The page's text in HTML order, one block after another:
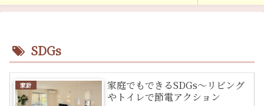
SDGs
家計
家庭でもできるSDGs～リビング
やトイレで節電アクション